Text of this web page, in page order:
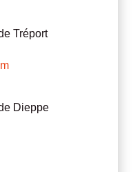
Tréport
Dieppe